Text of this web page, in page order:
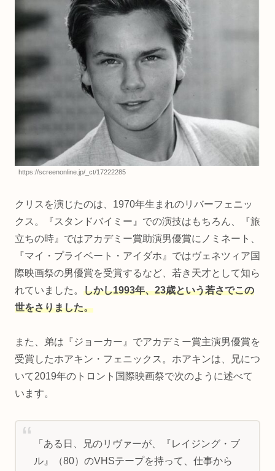
https://screenonline.jp/_ct/17222285
クリスを演じたのは、1970年生まれのリバーフェニッ
クス。『スタンドバイミー』での演技はもちろん、『旅
立ちの時』ではアカデミー賞助演男優賞にノミネート、
『マイ・プライベート・アイダホ』ではヴェネツィア国
際映画祭の男優賞を受賞するなど、若き天才として知ら
れていました。 しかし1993年、23歳という若さでこの
世をさりました。
また、弟は『ジョーカー』でアカデミー賞主演男優賞を
受賞したホアキン・フェニックス。ホアキンは、兄につ
いて2019年のトロント国際映画祭で次のように述べて
います。
「ある日、兄のリヴァーが、『レイジング・ブ
ル』（80）のVHSテープを持って、仕事から